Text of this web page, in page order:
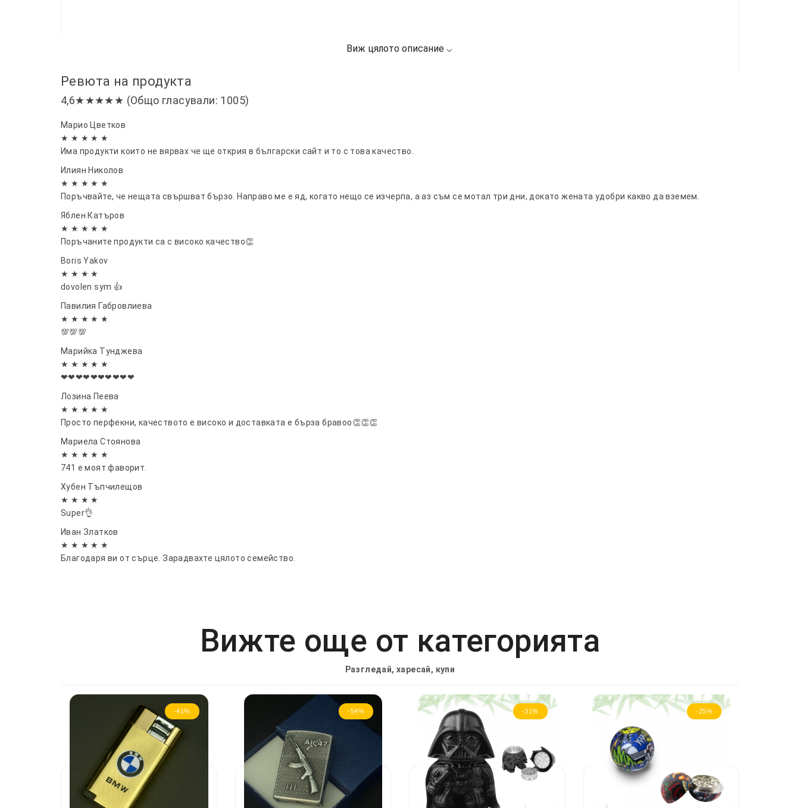
Ревюта на продукта
4,6★★★★★ (Общо гласували: 1005)
Марио Цветков
★ ★ ★ ★ ★
Има продукти които не вярвах че ще открия в български сайт и то с това качество.
Илиян Николов
★ ★ ★ ★ ★
Поръчвайте, че нещата свършват бързо. Направо ме е яд, когато нещо се изчерпа, а аз съм се мотал три дни, докато жената удобри какво да вземем.
Яблен Катъров
★ ★ ★ ★ ★
Поръчаните продукти са с високо качество👏
Boris Yakov
★ ★ ★ ★
dovolen sym 👍
Павилия Габровлиева
★ ★ ★ ★ ★
💯💯💯
Марийка Тунджева
★ ★ ★ ★ ★
❤❤❤❤❤❤❤❤❤❤
Лозина Пеева
★ ★ ★ ★ ★
Просто перфекни, качеството е високо и доставката е бърза бравоо👏👏👏
Мариела Стоянова
★ ★ ★ ★ ★
741 е моят фаворит.
Хубен Тъпчилещов
★ ★ ★ ★
Super👌
Иван Златков
★ ★ ★ ★ ★
Благодаря ви от сърце. Зарадвахте цялото семейство.
Вижте още от категорията
Разгледай, харесай, купи
-41% -54% -31% -25%